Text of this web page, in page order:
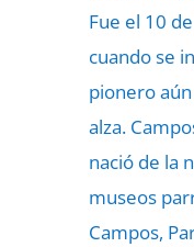
Fue el 10
cuando se
pionero
alza.
nació de la
museos
Campos,